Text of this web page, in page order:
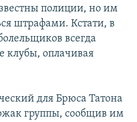
полиции, но им
штрафами. Кстати, в
всегда
оплачивая
для Брюса Татона
группы, сообщив им